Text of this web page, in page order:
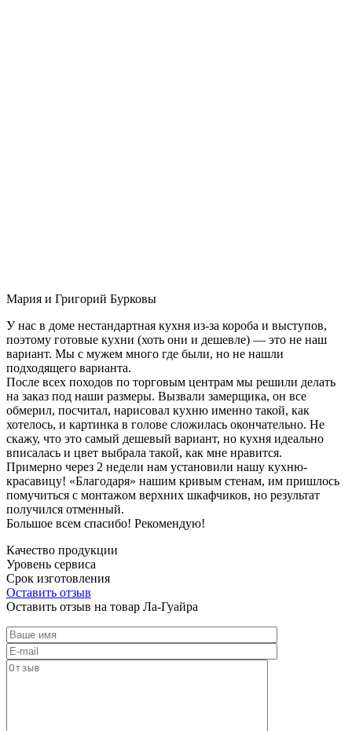
Мария и Григорий Бурковы
У нас в доме нестандартная кухня из-за короба и выступов,
поэтому готовые кухни (хоть они и дешевле) — это не наш
вариант. Мы с мужем много где были, но не нашли
подходящего варианта.
После всех походов по торговым центрам мы решили делать
на заказ под наши размеры. Вызвали замерщика, он все
обмерил, посчитал, нарисовал кухню именно такой, как
хотелось, и картинка в голове сложилась окончательно. Не
скажу, что это самый дешевый вариант, но кухня идеально
вписалась и цвет выбрала такой, как мне нравится.
Примерно через 2 недели нам установили нашу кухню-
красавицу! «Благодаря» нашим кривым стенам, им пришлось
помучиться с монтажом верхних шкафчиков, но результат
получился отменный.
Большое всем спасибо! Рекомендую!
Качество продукции
Уровень сервиса
Срок изготовления
Оставить отзыв
Оставить отзыв на товар Ла-Гуайра